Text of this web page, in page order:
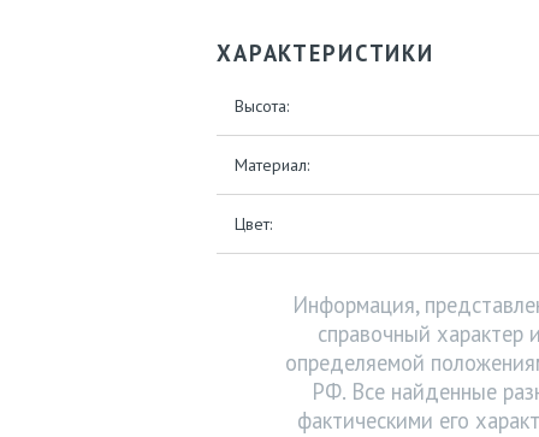
ХАРАКТЕРИСТИКИ
Высота:
Материал:
Цвет:
Информация,
справочный характер
определяемой
РФ. Все найденные
фактическими его